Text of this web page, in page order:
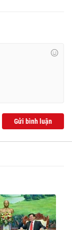
Gửi bình luận